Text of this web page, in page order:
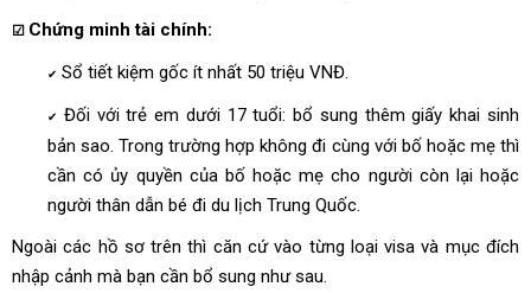
☑ Chứng minh tài chính:
✔ Sổ tiết kiệm gốc ít nhất 50 triệu VNĐ.
✔
Đối với trẻ em dưới 17 tuổi: bổ sung thêm giấy khai sinh
bản sao. Trong trường hợp không đi cùng với bố hoặc mẹ thì
cần có ủy quyền của bố hoặc mẹ cho người còn lại hoặc
người thân dẫn bé đi du lịch Trung Quốc.
Ngoài các hồ sơ trên thì căn cứ vào từng loại visa và mục đích
nhập cảnh mà bạn cần bổ sung như sau.